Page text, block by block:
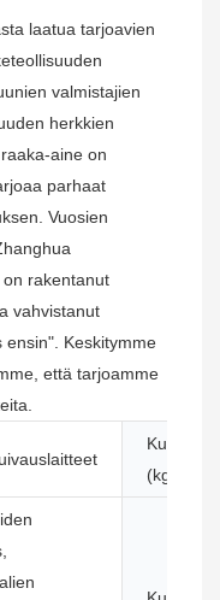
laatua tarjoavien
valmistajien
herkkien
aine on
parhaat
Vuosien
rakentanut
vahvistanut
ensin". Keskitymme
että tarjoamme
(kg):